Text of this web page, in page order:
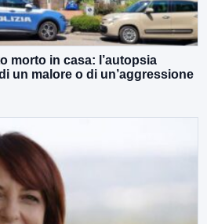
morto in casa: l’autopsia
un malore o di un’aggressione